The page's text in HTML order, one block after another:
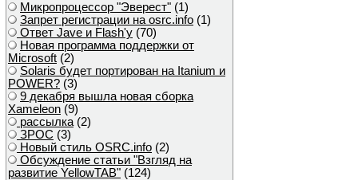
Микропроцессор "Эверест" (1)
Запрет регистрации на osrc.info (1)
Ответ Javе и Flash'у (70)
Новая программа поддержки от
Microsoft (2)
Solaris будет портирован на Itanium и
POWER? (3)
9 декабря вышла новая сборка
Xameleon (9)
рассылка (2)
ЗРОС (3)
Новый стиль OSRC.info (2)
Обсуждение статьи "Взгляд на
развитие YellowTAB" (124)